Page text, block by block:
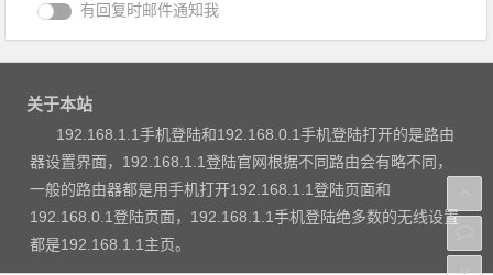
有回复时邮件通知我
关于本站
192.168.1.1手机登陆和192.168.0.1手机登陆打开的是路由
器设置界面，192.168.1.1登陆官网根据不同路由会有略不同，
一般的路由器都是用手机打开192.168.1.1登陆页面和
192.168.0.1登陆页面，192.168.1.1手机登陆绝多数的无线设置
都是192.168.1.1主页。